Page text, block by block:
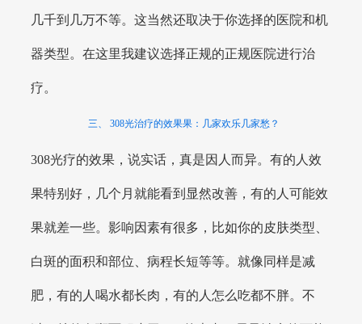
几千到几万不等。这当然还取决于你选择的医院和机
器类型。在这里我建议选择正规的正规医院进行治
疗。
三、 308光治疗的效果果：几家欢乐几家愁？
308光疗的效果，说实话，真是因人而异。有的人效
果特别好，几个月就能看到显然改善，有的人可能效
果就差一些。影响因素有很多，比如你的皮肤类型、
白斑的面积和部位、病程长短等等。就像同样是减
肥，有的人喝水都长肉，有的人怎么吃都不胖。不